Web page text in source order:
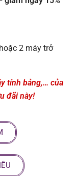
2 máy trở
tính bảng,… của
đãi này!